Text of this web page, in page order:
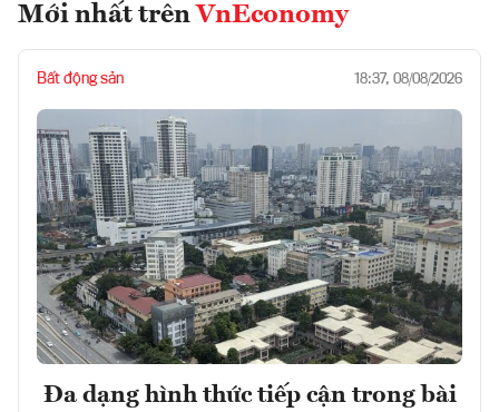
Mới nhất trên VnEconomy
Bất động sản 18:37, 08/08/2026
Đa dạng hình thức tiếp cận trong bài